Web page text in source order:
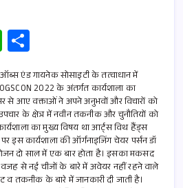
W
h
at
s
A
p
p
h
ar
e
एंड गायनेक सोसाइटी के तत्वाधान में
2022 के अंतर्गत कार्यशाला का
से आए वक्ताओं ने अपने अनुभवों और विचारों को
उपचार के क्षेत्र में नवीन तकनीक और चुनौतियों को
का मुख्य विषय था आर्ट्स विथ हैंड्स
इस कार्यशाला की ऑर्गनाइजिंग चेयर पर्सन डॉ
दो साल में एक बार होता है। इसका मकसद
से नई चीजों के बारे में अवेयर नहीं रहने वाले
व तकनीक के बारे में जानकारी दी जाती है।